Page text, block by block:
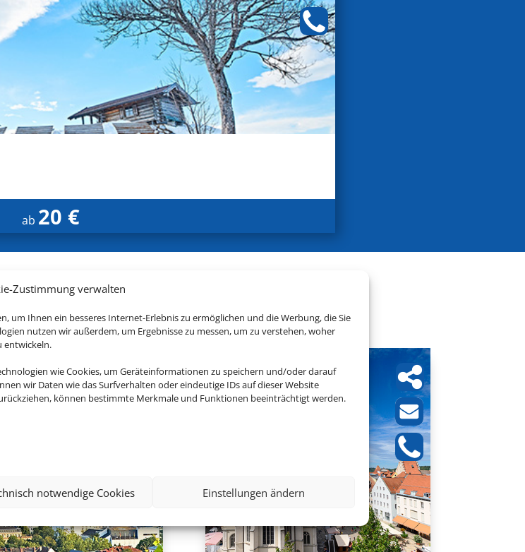
Zustimmung verwalten
um Ihnen ein besseres Internet-Erlebnis zu ermöglichen und die Werbung, die Sie
nutzen wir außerdem, um Ergebnisse zu messen, um zu verstehen, woher
entwickeln.
wie Cookies, um Geräteinformationen zu speichern und/oder darauf
wir Daten wie das Surfverhalten oder eindeutige IDs auf dieser Website
können bestimmte Merkmale und Funktionen beeinträchtigt werden.
notwendige Cookies Einstellungen ändern
ab 20 €
Ihren Urlaub in Bayern